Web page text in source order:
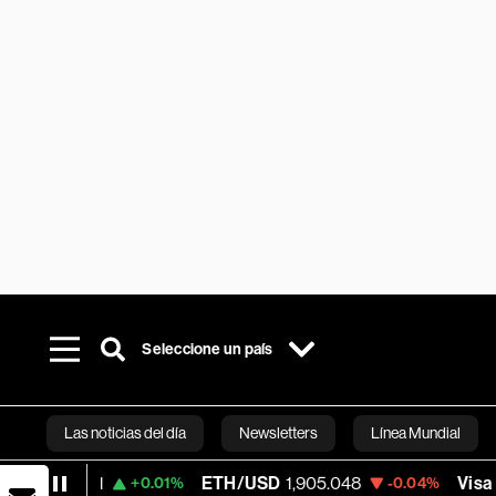
Seleccione un país
Las noticias del día Newsletters Línea Mundial
Bloomberg
ETH/USD 1,905.048 -0.04% Visa 370.47